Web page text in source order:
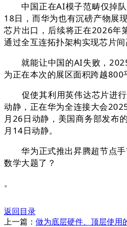
中国正在AI模子范畴仅掉队
18日，而华为也有沉磅产物展
芯片出口，后续将正在2026年
通过全互连拓扑架构实现芯片
就能让中国的AI失败，2025
为正在本次的展区面积跨越800
促使其利用英伟达芯片进行
动静，正在华为全连接大会
月26日动静，美国商务部发布
月14日动静。
华为正式推出昇腾超节点手
数学大题了？
。
返回目录
上一篇： 做为底层硬件、顶层使用